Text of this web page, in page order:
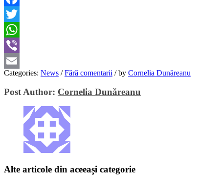
Facebook
Twitter
WhatsApp
Viber
Email
Categories: News / Fără comentarii /by Cornelia Dunăreanu
Post Author: Cornelia Dunăreanu
Alte articole din aceeași categorie